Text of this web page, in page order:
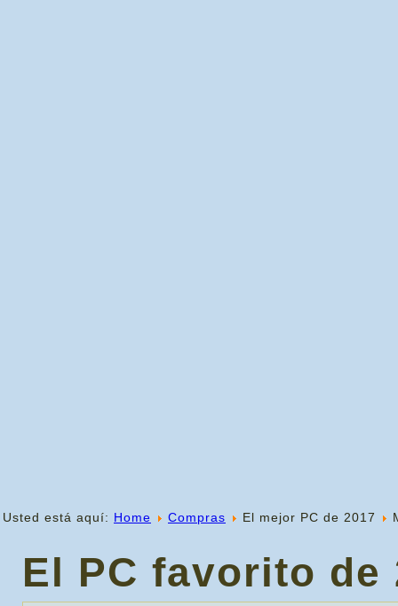
Usted está aquí: Home Compras El mejor PC de 2017
El PC favorito de